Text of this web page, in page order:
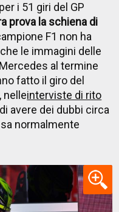
i 51 giri del GP
prova la schiena di
F1 non ha
le immagini delle
al termine
fatto il giro del
nelleinterviste di rito
avere dei dubbi circa
normalmente